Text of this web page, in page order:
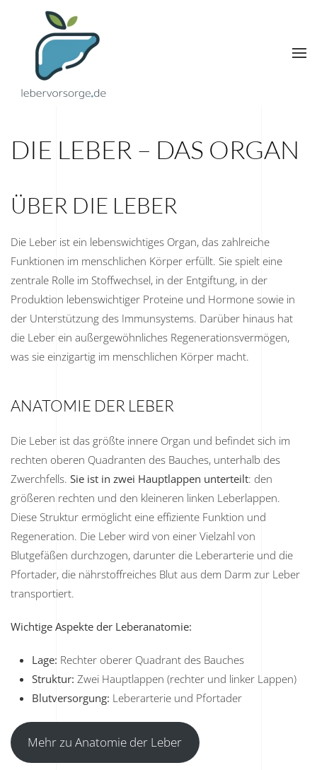
Zum
Hauptinhalt
springen
DIE LEBER – DAS ORGAN
ÜBER DIE LEBER
Die Leber ist ein lebenswichtiges Organ, das zahlreiche
Funktionen im menschlichen Körper erfüllt. Sie spielt eine
zentrale Rolle im Stoffwechsel, in der Entgiftung, in der
Produktion lebenswichtiger Proteine und Hormone sowie in
der Unterstützung des Immunsystems. Darüber hinaus hat
die Leber ein außergewöhnliches Regenerationsvermögen,
was sie einzigartig im menschlichen Körper macht.
ANATOMIE DER LEBER
Die Leber ist das größte innere Organ und befindet sich im
rechten oberen Quadranten des Bauches, unterhalb des
Zwerchfells. Sie ist in zwei Hauptlappen unterteilt: den
größeren rechten und den kleineren linken Leberlappen.
Diese Struktur ermöglicht eine effiziente Funktion und
Regeneration. Die Leber wird von einer Vielzahl von
Blutgefäßen durchzogen, darunter die Leberarterie und die
Pfortader, die nährstoffreiches Blut aus dem Darm zur Leber
transportiert.
Wichtige Aspekte der Leberanatomie:
Lage: Rechter oberer Quadrant des Bauches
Struktur: Zwei Hauptlappen (rechter und linker Lappen)
Blutversorgung: Leberarterie und Pfortader
Mehr zu Anatomie der Leber